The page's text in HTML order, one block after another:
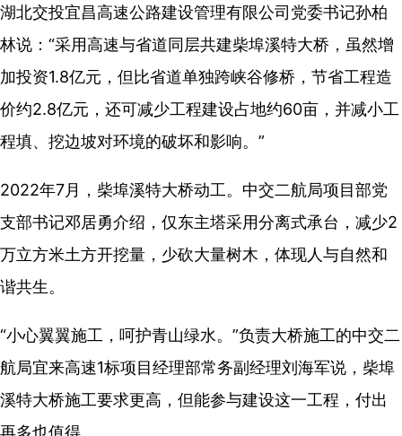
湖北交投宜昌高速公路建设管理有限公司党委书记孙柏
林说：“采用高速与省道同层共建柴埠溪特大桥，虽然增
加投资1.8亿元，但比省道单独跨峡谷修桥，节省工程造
价约2.8亿元，还可减少工程建设占地约60亩，并减小工
程填、挖边坡对环境的破坏和影响。”
2022年7月，柴埠溪特大桥动工。中交二航局项目部党
支部书记邓居勇介绍，仅东主塔采用分离式承台，减少2
万立方米土方开挖量，少砍大量树木，体现人与自然和
谐共生。
“小心翼翼施工，呵护青山绿水。”负责大桥施工的中交二
航局宜来高速1标项目经理部常务副经理刘海军说，柴埠
溪特大桥施工要求更高，但能参与建设这一工程，付出
再多也值得。